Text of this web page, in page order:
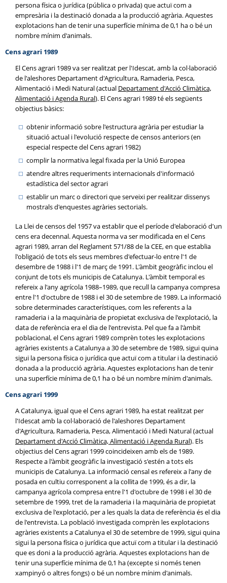
persona física o jurídica (pública o privada) que actuï com a
empresària i la destinació donada a la producció agrària. Aquestes
explotacions han de tenir una superfície mínima de 0,1 ha o bé un
nombre mínim d'animals.
Cens agrari 1989
El Cens agrari 1989 va ser realitzat per l'Idescat, amb la col·laboració
de l'aleshores Departament d'Agricultura, Ramaderia, Pesca,
Alimentació i Medi Natural (actual Departament d'Acció Climàtica,
Alimentació i Agenda Rural). El Cens agrari 1989 té els següents
objectius bàsics:
obtenir informació sobre l'estructura agrària per estudiar la
situació actual i l'evolució respecte de censos anteriors (en
especial respecte del Cens agrari 1982)
complir la normativa legal fixada per la Unió Europea
atendre altres requeriments internacionals d'informació
estadística del sector agrari
establir un marc o directori que serveixi per realitzar dissenys
mostrals d'enquestes agràries sectorials.
La Llei de censos del 1957 va establir que el període d'elaboració d'un
cens era decennal. Aquesta norma va ser modificada en el Cens
agrari 1989, arran del Reglament 571/88 de la CEE, en que establia
l'obligació de tots els seus membres d'efectuar-lo entre l'1 de
desembre de 1988 i l'1 de març de 1991. L'àmbit geogràfic inclou el
conjunt de tots els municipis de Catalunya. L'àmbit temporal es
refereix a l'any agrícola 1988–1989, que recull la campanya compresa
entre l'1 d'octubre de 1988 i el 30 de setembre de 1989. La informació
sobre determinades característiques, com les referents a la
ramaderia i a la maquinària de propietat exclusiva de l'explotació, la
data de referència era el dia de l'entrevista. Pel que fa a l'àmbit
poblacional, el Cens agrari 1989 comprèn totes les explotacions
agràries existents a Catalunya a 30 de setembre de 1989, sigui quina
sigui la persona física o jurídica que actuï com a titular i la destinació
donada a la producció agrària. Aquestes explotacions han de tenir
una superfície mínima de 0,1 ha o bé un nombre mínim d'animals.
Cens agrari 1999
A Catalunya, igual que el Cens agrari 1989, ha estat realitzat per
l'Idescat amb la col·laboració de l'aleshores Departament
d'Agricultura, Ramaderia, Pesca, Alimentació i Medi Natural (actual
Departament d'Acció Climàtica, Alimentació i Agenda Rural). Els
objectius del Cens agrari 1999 coincideixen amb els de 1989.
Respecte a l'àmbit geogràfic la investigació s'estén a tots els
municipis de Catalunya. La informació censal es refereix a l'any de
posada en cultiu corresponent a la collita de 1999, és a dir, la
campanya agrícola compresa entre l'1 d'octubre de 1998 i el 30 de
setembre de 1999, tret de la ramaderia i la maquinària de propietat
exclusiva de l'explotació, per a les quals la data de referència és el dia
de l'entrevista. La població investigada comprèn les explotacions
agràries existents a Catalunya el 30 de setembre de 1999, sigui quina
sigui la persona física o jurídica que actuï com a titular i la destinació
que es doni a la producció agrària. Aquestes explotacions han de
tenir una superfície mínima de 0,1 ha (excepte si només tenen
xampinyó o altres fongs) o bé un nombre mínim d'animals.